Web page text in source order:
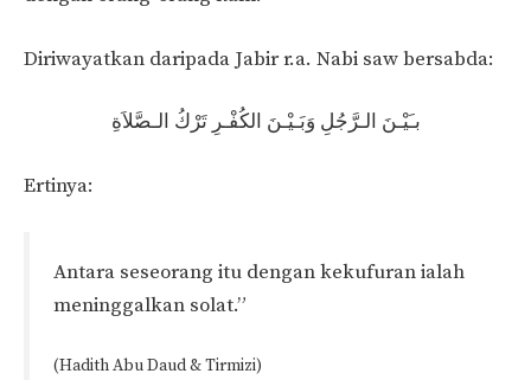
Diriwayatkan daripada Jabir r.a. Nabi saw bersabda:
بـَيْـنَ الـرَّجُلِ وَبَـيْـنَ الكُفْـرِ تَرْكُ الـصَّلاَةِ
Ertinya:
Antara seseorang itu dengan kekufuran ialah
meninggalkan solat.”
(Hadith Abu Daud & Tirmizi)